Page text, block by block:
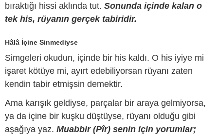
bıraktığı hissi aklında tut. Sonunda içinde kalan o
tek his, rüyanın gerçek tabiridir.
Hâlâ İçine Sinmediyse
Simgeleri okudun, içinde bir his kaldı. O his iyiye mi
işaret kötüye mi, ayırt edebiliyorsan rüyanı zaten
kendin tabir etmişsin demektir.
Ama karışık geldiyse, parçalar bir araya gelmiyorsa,
ya da içine bir kuşku düştüyse, rüyanı olduğu gibi
aşağıya yaz. Muabbir (Pîr) senin için yorumlar;